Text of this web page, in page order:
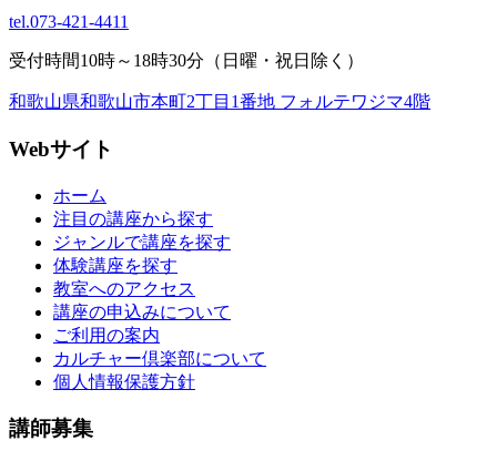
tel.073-421-4411
受付時間10時～18時30分（日曜・祝日除く）
和歌山県和歌山市本町2丁目1番地 フォルテワジマ4階
Webサイト
ホーム
注目の講座から探す
ジャンルで講座を探す
体験講座を探す
教室へのアクセス
講座の申込みについて
ご利用の案内
カルチャー倶楽部について
個人情報保護方針
講師募集